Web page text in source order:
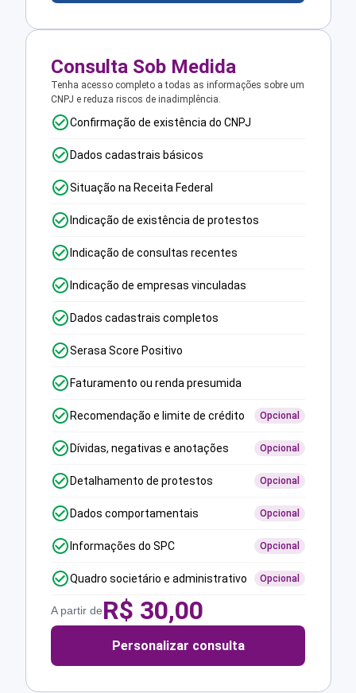
Consulta Sob Medida
Tenha acesso completo a todas as informações sobre um
CNPJ e reduza riscos de inadimplência.
Confirmação de existência do CNPJ
Dados cadastrais básicos
Situação na Receita Federal
Indicação de existência de protestos
Indicação de consultas recentes
Indicação de empresas vinculadas
Dados cadastrais completos
Serasa Score Positivo
Faturamento ou renda presumida
Recomendação e limite de crédito Opcional
Dívidas, negativas e anotações Opcional
Detalhamento de protestos Opcional
Dados comportamentais Opcional
Informações do SPC Opcional
Quadro societário e administrativo Opcional
A partir deR$ 30,00
Personalizar consulta